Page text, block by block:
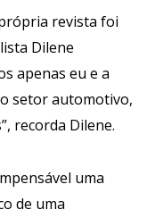
revista foi
Dilene
apenas eu e a
setor automotivo,
recorda Dilene.
uma
de uma